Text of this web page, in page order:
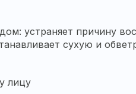
устраняет причину
сухую и
лицу